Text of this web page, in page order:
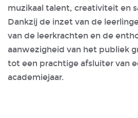
muzikaal talent, creativiteit en
Dankzij de inzet van de
van de leerkrachten en de
aanwezigheid van het publiek
tot een prachtige afsluiter van
academiejaar.